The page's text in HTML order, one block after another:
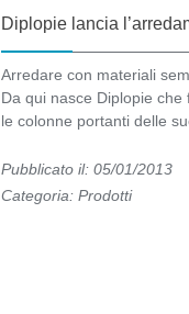
Diplopie lancia
Arredare con materiali
Da qui nasce Diplopie che
le colonne portanti delle
Pubblicato il: 05/01/2013
Categoria: Prodotti